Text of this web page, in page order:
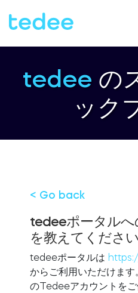
ご利用シーン
ビジネスで
Tedee PRO
Accessories
お近くの
ログ
tedee の
ック
< Go back
tedeeポータルへ
を教えてください
tedeeポータルは
からご利用いただけま
のTedeeアカウントをご